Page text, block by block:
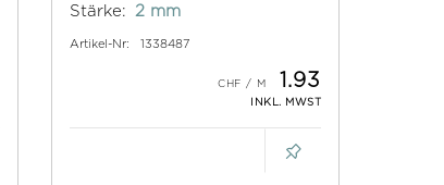
Stärke:
2 mm
Artikel-Nr: 1338487
1.93
INKL. MWST